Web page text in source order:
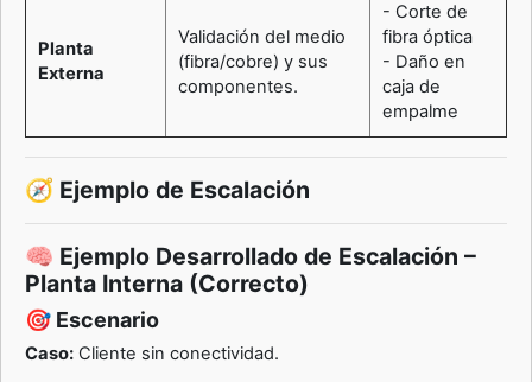
Planta
Externa
Validación del medio
(fibra/cobre) y sus
componentes.
- Corte de
fibra óptica
- Daño en
caja de
empalme
🧭 Ejemplo de Escalación
🧠 Ejemplo Desarrollado de Escalación –
Planta Interna (Correcto)
🎯 Escenario
Caso: Cliente sin conectividad.